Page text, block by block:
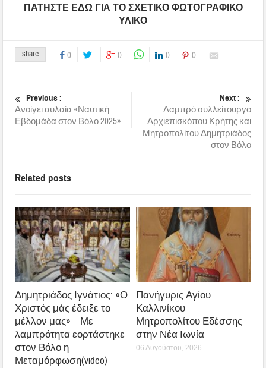
ΠΑΤΗΣΤΕ ΕΔΩ ΓΙΑ ΤΟ ΣΧΕΤΙΚΟ ΦΩΤΟΓΡΑΦΙΚΟ
ΥΛΙΚΟ
share 0 0 0 0
Previous :
Ανοίγει αυλαία «Ναυτική
Εβδομάδα στον Βόλο 2025»
Next :
Λαμπρό συλλείτουργο
Αρχιεπισκόπου Κρήτης και
Μητροπολίτου Δημητριάδος
στον Βόλο
Related posts
Δημητριάδος Ιγνάτιος: «Ο
Χριστός μάς έδειξε το
μέλλον μας» – Με
λαμπρότητα εορτάστηκε
στον Βόλο η
Μεταμόρφωση(video)
Πανήγυρις Αγίου
Καλλινίκου
Μητροπολίτου Εδέσσης
στην Νέα Ιωνία
06 Αυγούστου, 2026